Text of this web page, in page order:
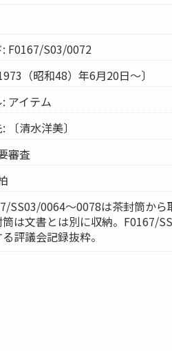
F0167/S03/0072
（昭和48）年6月20日～〕
アイテム
〔清水洋美〕
審査
SS03/0064～0078は茶封筒か
は文書とは別に収納。F0167/
評議会記録抜粋。